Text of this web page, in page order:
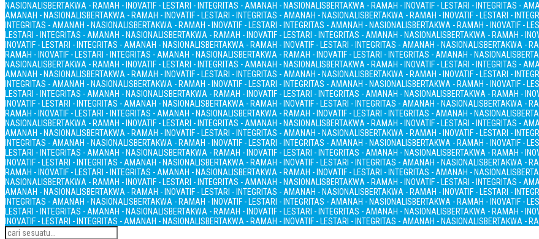
NASIONALISBERTAKWA - RAMAH - INOVATIF - LESTARI - INTEGRITAS - AMANAH - NASIONALISBERTAKWA - RAMAH - INOVATIF - LESTARI - INTEGRITAS -
AMANAH - NASIONALISBERTAKWA - RAMAH - INOVATIF - LESTARI - INTEGRITAS - AMANAH - NASIONALISBERTAKWA - RAMAH - INOVATIF - LESTARI -
INTEGRITAS - AMANAH - NASIONALISBERTAKWA - RAMAH - INOVATIF - LESTARI - INTEGRITAS - AMANAH - NASIONALISBERTAKWA - RAMAH - INOVATIF -
LESTARI - INTEGRITAS - AMANAH - NASIONALISBERTAKWA - RAMAH - INOVATIF - LESTARI - INTEGRITAS - AMANAH - NASIONALISBERTAKWA - RAMAH -
INOVATIF - LESTARI - INTEGRITAS - AMANAH - NASIONALISBERTAKWA - RAMAH - INOVATIF - LESTARI - INTEGRITAS - AMANAH - NASIONALISBERTAKWA -
RAMAH - INOVATIF - LESTARI - INTEGRITAS - AMANAH - NASIONALISBERTAKWA - RAMAH - INOVATIF - LESTARI - INTEGRITAS - AMANAH - NASIONALIS
NASIONALISBERTAKWA - RAMAH - INOVATIF - LESTARI - INTEGRITAS - AMANAH - NASIONALISBERTAKWA - RAMAH - INOVATIF - LESTARI - INTEGRITAS -
AMANAH - NASIONALISBERTAKWA - RAMAH - INOVATIF - LESTARI - INTEGRITAS - AMANAH - NASIONALISBERTAKWA - RAMAH - INOVATIF - LESTARI -
INTEGRITAS - AMANAH - NASIONALISBERTAKWA - RAMAH - INOVATIF - LESTARI - INTEGRITAS - AMANAH - NASIONALISBERTAKWA - RAMAH - INOVATIF -
LESTARI - INTEGRITAS - AMANAH - NASIONALISBERTAKWA - RAMAH - INOVATIF - LESTARI - INTEGRITAS - AMANAH - NASIONALISBERTAKWA - RAMAH -
INOVATIF - LESTARI - INTEGRITAS - AMANAH - NASIONALISBERTAKWA - RAMAH - INOVATIF - LESTARI - INTEGRITAS - AMANAH - NASIONALISBERTAKWA -
RAMAH - INOVATIF - LESTARI - INTEGRITAS - AMANAH - NASIONALISBERTAKWA - RAMAH - INOVATIF - LESTARI - INTEGRITAS - AMANAH - NASIONALIS
NASIONALISBERTAKWA - RAMAH - INOVATIF - LESTARI - INTEGRITAS - AMANAH - NASIONALISBERTAKWA - RAMAH - INOVATIF - LESTARI - INTEGRITAS -
AMANAH - NASIONALISBERTAKWA - RAMAH - INOVATIF - LESTARI - INTEGRITAS - AMANAH - NASIONALISBERTAKWA - RAMAH - INOVATIF - LESTARI -
INTEGRITAS - AMANAH - NASIONALISBERTAKWA - RAMAH - INOVATIF - LESTARI - INTEGRITAS - AMANAH - NASIONALISBERTAKWA - RAMAH - INOVATIF -
LESTARI - INTEGRITAS - AMANAH - NASIONALISBERTAKWA - RAMAH - INOVATIF - LESTARI - INTEGRITAS - AMANAH - NASIONALISBERTAKWA - RAMAH -
INOVATIF - LESTARI - INTEGRITAS - AMANAH - NASIONALISBERTAKWA - RAMAH - INOVATIF - LESTARI - INTEGRITAS - AMANAH - NASIONALISBERTAKWA -
RAMAH - INOVATIF - LESTARI - INTEGRITAS - AMANAH - NASIONALISBERTAKWA - RAMAH - INOVATIF - LESTARI - INTEGRITAS - AMANAH - NASIONALIS
NASIONALISBERTAKWA - RAMAH - INOVATIF - LESTARI - INTEGRITAS - AMANAH - NASIONALISBERTAKWA - RAMAH - INOVATIF - LESTARI - INTEGRITAS -
AMANAH - NASIONALISBERTAKWA - RAMAH - INOVATIF - LESTARI - INTEGRITAS - AMANAH - NASIONALISBERTAKWA - RAMAH - INOVATIF - LESTARI -
INTEGRITAS - AMANAH - NASIONALISBERTAKWA - RAMAH - INOVATIF - LESTARI - INTEGRITAS - AMANAH - NASIONALISBERTAKWA - RAMAH - INOVATIF -
LESTARI - INTEGRITAS - AMANAH - NASIONALISBERTAKWA - RAMAH - INOVATIF - LESTARI - INTEGRITAS - AMANAH - NASIONALISBERTAKWA - RAMAH -
INOVATIF - LESTARI - INTEGRITAS - AMANAH - NASIONALISBERTAKWA - RAMAH - INOVATIF - LESTARI - INTEGRITAS - AMANAH - NASIONALISBERTAKWA -